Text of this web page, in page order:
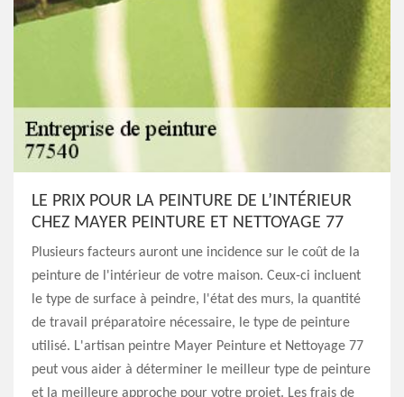
LE PRIX POUR LA PEINTURE DE L’INTÉRIEUR
CHEZ MAYER PEINTURE ET NETTOYAGE 77
Plusieurs facteurs auront une incidence sur le coût de la
peinture de l'intérieur de votre maison. Ceux-ci incluent
le type de surface à peindre, l'état des murs, la quantité
de travail préparatoire nécessaire, le type de peinture
utilisé. L'artisan peintre Mayer Peinture et Nettoyage 77
peut vous aider à déterminer le meilleur type de peinture
et la meilleure approche pour votre projet. Les frais de